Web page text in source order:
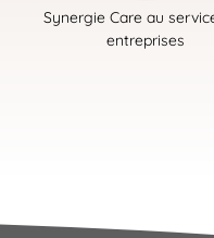
Synergie Care au
entreprises